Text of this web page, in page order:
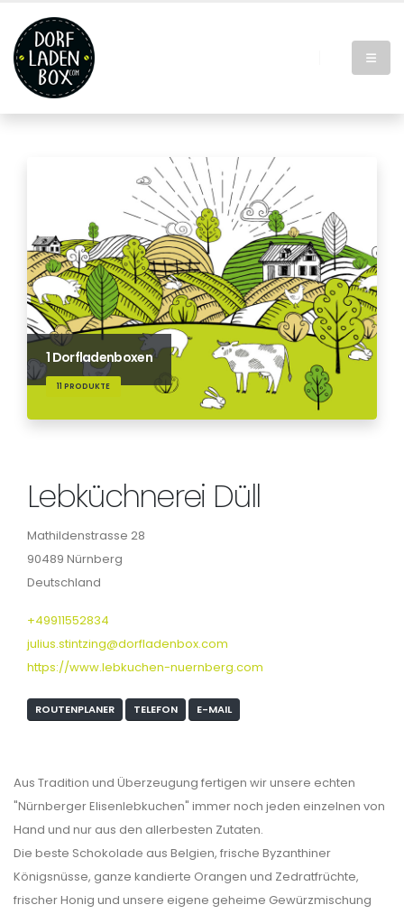
1 Dorfladenboxen
11 PRODUKTE
Lebküchnerei Düll
Mathildenstrasse 28
90489 Nürnberg
Deutschland
+49911552834
julius.stintzing@dorfladenbox.com
https://www.lebkuchen-nuernberg.com
ROUTENPLANER TELEFON E-MAIL
Aus Tradition und Überzeugung fertigen wir unsere echten
"Nürnberger Elisenlebkuchen" immer noch jeden einzelnen von
Hand und nur aus den allerbesten Zutaten.
Die beste Schokolade aus Belgien, frische Byzanthiner
Königsnüsse, ganze kandierte Orangen und Zedratfrüchte,
frischer Honig und unsere eigene geheime Gewürzmischung